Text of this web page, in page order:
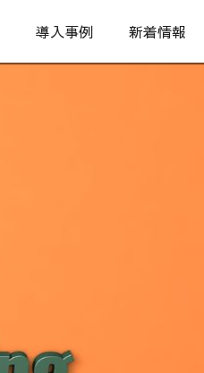
導入事例 新着情報